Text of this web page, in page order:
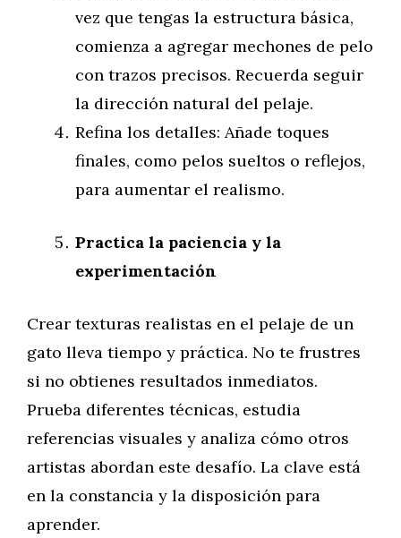
vez que tengas la estructura básica,
comienza a agregar mechones de pelo
con trazos precisos. Recuerda seguir
la dirección natural del pelaje.
Refina los detalles: Añade toques
finales, como pelos sueltos o reflejos,
para aumentar el realismo.
Practica la paciencia y la
experimentación
Crear texturas realistas en el pelaje de un
gato lleva tiempo y práctica. No te frustres
si no obtienes resultados inmediatos.
Prueba diferentes técnicas, estudia
referencias visuales y analiza cómo otros
artistas abordan este desafío. La clave está
en la constancia y la disposición para
aprender.